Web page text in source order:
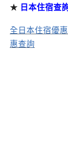
★ 日本住宿查
全日本住宿優
惠查詢